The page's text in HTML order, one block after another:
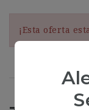
¡Esta oferta